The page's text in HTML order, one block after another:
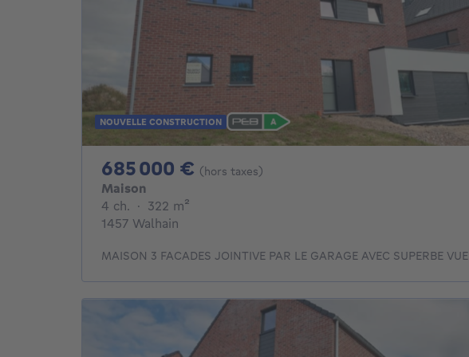
NOUVELLE CONSTRUCTION
685 000 € 685000€
(hors taxes)
Maison
4 ch. 4 chambres
· 322 m²
1457 Walhain
MAISON 3 FACADES JOINTIVE PAR LE GARAGE AVEC SUPERBE VUE